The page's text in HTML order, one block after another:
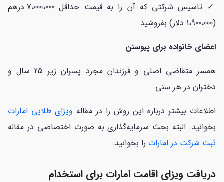
✓ تاسیس شرکتی که آن را به قیمت حداقل 7،000،000 درهم
(1،900،000 دلار) بفروشید.
اعضای خانواده برای پیوستن
همسر متقاضی اصلی و فرزندان مجرد پسران زیر 25 سال و
دختران در هر سنی
اطلاعات بیشتر درباره این روش را در مقاله ویزای طلایی امارات
بخوانید. البته بحث سرمایه‌گذاری به صورت اختصاصی در مقاله
ثبت شرکت در امارات را بخوانید.
دریافت ویزای اقامت امارات برای استخدام